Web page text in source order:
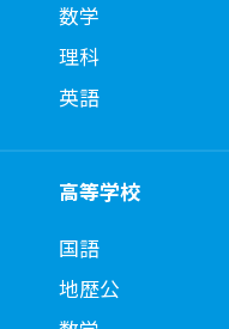
数学
理科
英語
高等学校
国語
地歴公